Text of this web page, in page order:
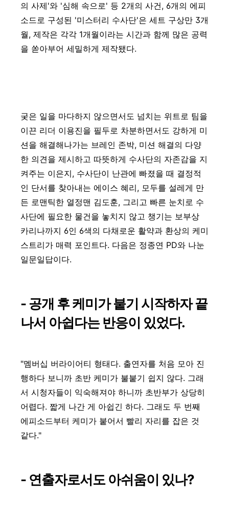
의 사제'와 '심해 속으로' 등 2개의 사건, 6개의 에피
소드로 구성된 '미스터리 수사단'은 세트 구상만 3개
월, 제작은 각각 1개월이라는 시간과 함께 많은 공력
을 쏟아부어 세밀하게 제작됐다.
궂은 일을 마다하지 않으면서도 넘치는 위트로 팀을
이끈 리더 이용진을 필두로 차분하면서도 강하게 미
션을 해결해나가는 브레인 존박, 미션 해결의 다양
한 의견을 제시하고 따뜻하게 수사단의 자존감을 지
켜주는 이은지, 수사단이 난관에 빠졌을 때 결정적
인 단서를 찾아내는 에이스 혜리, 모두를 설레게 만
든 로맨틱한 열정맨 김도훈, 그리고 빠른 눈치로 수
사단에 필요한 물건을 놓치지 않고 챙기는 보부상
카리나까지 6인 6색의 다채로운 활약과 환상의 케미
스트리가 매력 포인트다. 다음은 정종연 PD와 나눈
일문일답이다.
- 공개 후 케미가 붙기 시작하자 끝
나서 아쉽다는 반응이 있었다.
"멤버십 버라이어티 형태다. 출연자를 처음 모아 진
행하다 보니까 초반 케미가 불붙기 쉽지 않다. 그래
서 시청자들이 익숙해져야 하니까 초반부가 상당히
어렵다. 짧게 나간 게 아쉽긴 하다. 그래도 두 번째
에피소드부터 케미가 붙어서 빨리 자리를 잡은 것
같다."
- 연출자로서도 아쉬움이 있나?